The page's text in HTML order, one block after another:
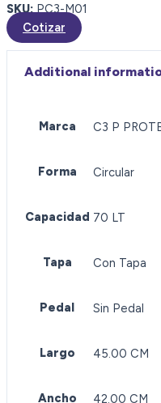
SKU: PC3-M01
Cotizar
Additional
Marca C3 P
Forma Circular
Capacidad 70 LT
Tapa Con Tapa
Pedal Sin Pedal
Largo 45.00 CM
Ancho 42.00 CM